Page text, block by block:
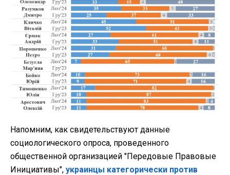
Напомним, как свидетельствуют данные
социологического опроса, проведенного
общественной организацией "Передовые Правовые
Инициативы", украинцы категорически против